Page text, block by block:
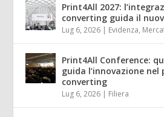
Print4All 2027:
converting guida il
Lug 6, 2026 | Evidenza,
Print4All Conference:
guida l’innovazione
converting
Lug 6, 2026 | Filiera